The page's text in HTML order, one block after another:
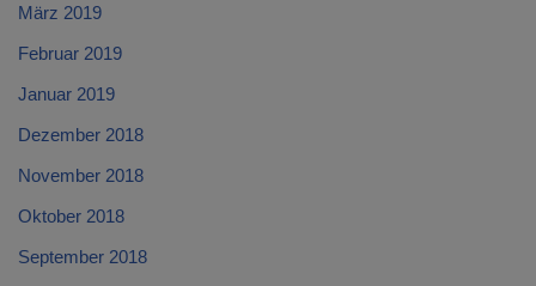
März 2019
Februar 2019
Januar 2019
Dezember 2018
November 2018
Oktober 2018
September 2018